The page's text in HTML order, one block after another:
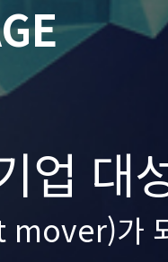
업 대
mover)가